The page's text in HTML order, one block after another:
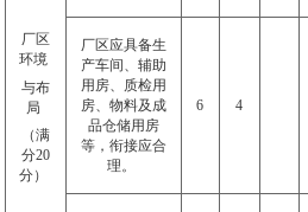
厂区
环境
与布
局
（满
分20
分）
厂区应具备生
产车间、辅助
用房、质检用
房、物料及成
品仓储用房
等，衔接应合
理。
6 4